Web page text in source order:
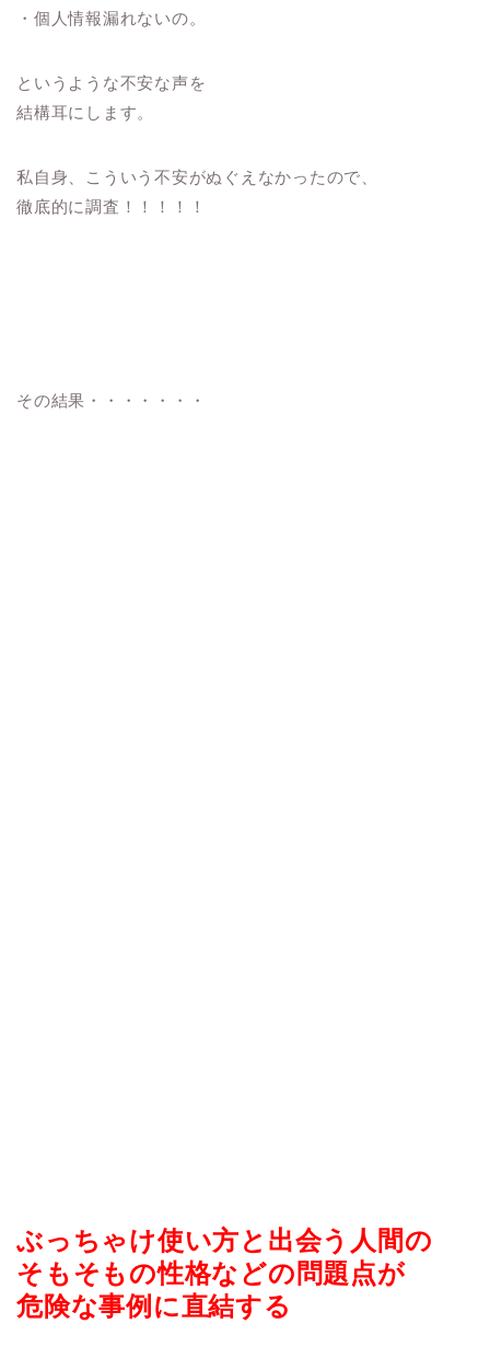
・個人情報漏れないの。
というような不安な声を
結構耳にします。
私自身、こういう不安がぬぐえなかったので、
徹底的に調査！！！！！
その結果・・・・・・・
ぶっちゃけ使い方と出会う人間の
そもそもの性格などの問題点が
危険な事例に直結する